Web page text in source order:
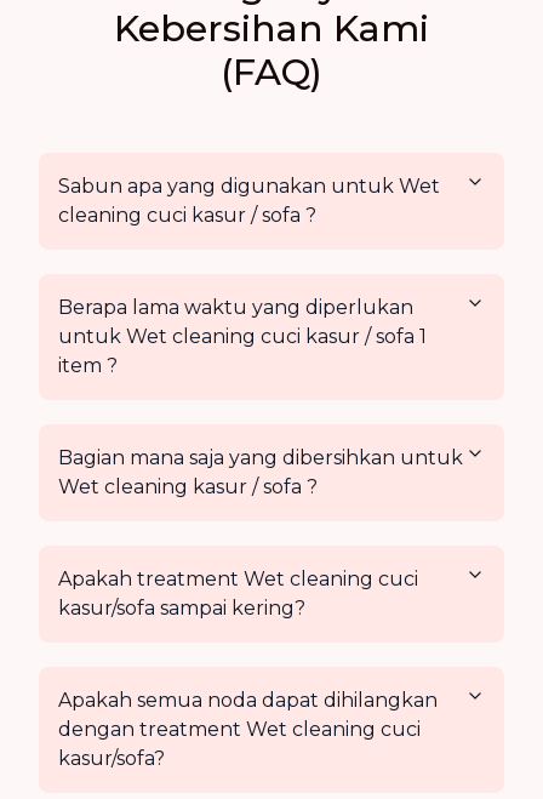
Kebersihan Kami
(FAQ)
Sabun apa yang digunakan untuk Wet
cleaning cuci kasur / sofa ?
Berapa lama waktu yang diperlukan
untuk Wet cleaning cuci kasur / sofa 1
item ?
Bagian mana saja yang dibersihkan untuk
Wet cleaning kasur / sofa ?
Apakah treatment Wet cleaning cuci
kasur/sofa sampai kering?
Apakah semua noda dapat dihilangkan
dengan treatment Wet cleaning cuci
kasur/sofa?